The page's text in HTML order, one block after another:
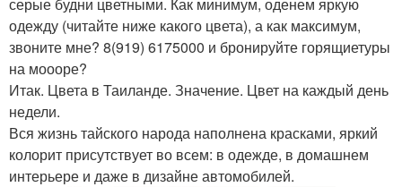
одежду (читайте ниже какого цвета), а как максимум,
звоните мне? 8(919) 6175000 и бронируйте горящиетуры
на моооре?
Итак. Цвета в Таиланде. Значение. Цвет на каждый день
недели.
Вся жизнь тайского народа наполнена красками, яркий
колорит присутствует во всем: в одежде, в домашнем
интерьере и даже в дизайне автомобилей.